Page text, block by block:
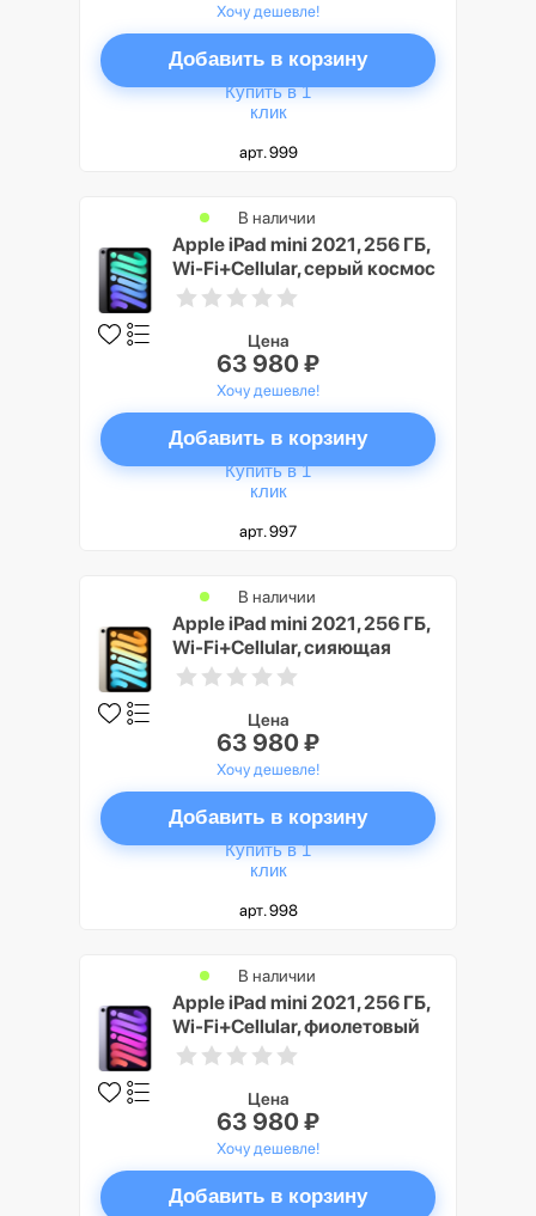
Хочу дешевле!
Добавить в корзину
Купить в 1
клик
арт. 999
Apple iPad mini 2021, 256 ГБ,
Wi-Fi+Cellular, серый космос
В наличии
Цена
63 980 ₽
Хочу дешевле!
Добавить в корзину
Купить в 1
клик
арт. 997
Apple iPad mini 2021, 256 ГБ,
Wi-Fi+Cellular, сияющая
звезда
В наличии
Цена
63 980 ₽
Хочу дешевле!
Добавить в корзину
Купить в 1
клик
арт. 998
Apple iPad mini 2021, 256 ГБ,
Wi-Fi+Cellular, фиолетовый
В наличии
Цена
63 980 ₽
Хочу дешевле!
Добавить в корзину